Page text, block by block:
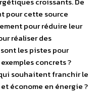
pour cette source
pour réduire leur
réaliser des
les pistes pour
concrets ?
souhaitent franchir le
économe en énergie ?